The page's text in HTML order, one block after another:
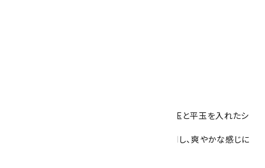
ブルーカルセドニーの8mm玉に水晶10mm玉と平玉を入れたシ
やさしい水色をしたブルーカルセドニーを使用し、爽やかな感じに